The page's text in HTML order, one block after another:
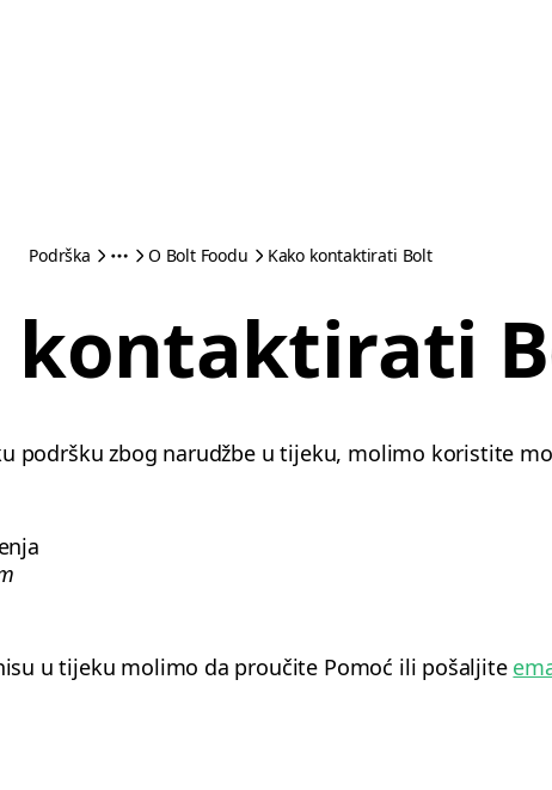
Podrška O Bolt Foodu Kako kontaktirati Bolt
kontaktirati
podršku zbog narudžbe u tijeku, molimo koristite
u tijeku molimo da proučite Pomoć ili pošaljite